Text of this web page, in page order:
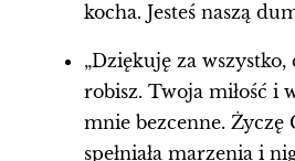
kocha. Jesteś naszą
„Dziękuję za
robisz. Twoja miłość i
mnie bezcenne. Życzę
spełniała marzenia i